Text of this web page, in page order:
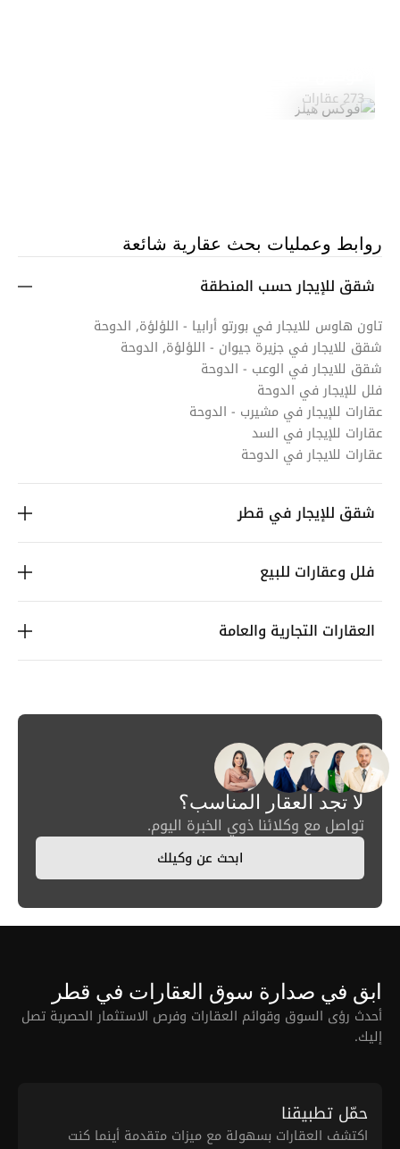
273 عقارات
روابط وعمليات بحث عقارية شائعة
شقق للإيجار حسب المنطقة
تاون هاوس للايجار في بورتو أرابيا - اللؤلؤة, الدوحة
شقق للايجار في جزيرة جيوان - اللؤلؤة, الدوحة
شقق للايجار في الوعب - الدوحة
فلل للإيجار في الدوحة
عقارات للإيجار في مشيرب - الدوحة
عقارات للإيجار في السد
عقارات للايجار في الدوحة
شقق للإيجار في قطر
فلل وعقارات للبيع
العقارات التجارية والعامة
لا تجد العقار المناسب؟
تواصل مع وكلائنا ذوي الخبرة اليوم.
ابحث عن وكيلك
ابق في صدارة سوق العقارات في قطر
أحدث رؤى السوق وقوائم العقارات وفرص الاستثمار الحصرية تصل
إليك.
حمّل تطبيقنا
اكتشف العقارات بسهولة مع ميزات متقدمة أينما كنت